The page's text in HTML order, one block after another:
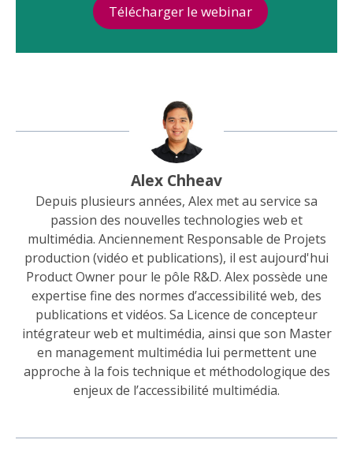
Télécharger le webinar
Alex Chheav
Depuis plusieurs années, Alex met au service sa
passion des nouvelles technologies web et
multimédia. Anciennement Responsable de Projets
production (vidéo et publications), il est aujourd'hui
Product Owner pour le pôle R&D. Alex possède une
expertise fine des normes d’accessibilité web, des
publications et vidéos. Sa Licence de concepteur
intégrateur web et multimédia, ainsi que son Master
en management multimédia lui permettent une
approche à la fois technique et méthodologique des
enjeux de l’accessibilité multimédia.